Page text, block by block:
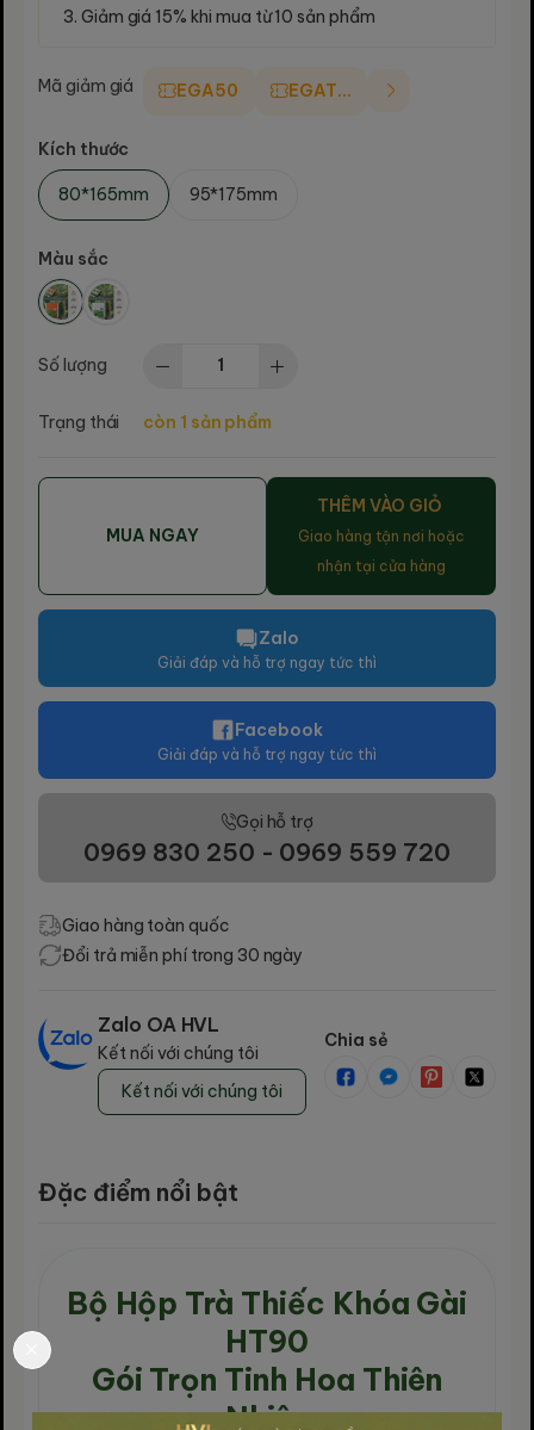
3. Giảm giá 15% khi mua từ 10 sản phẩm
Mã giảm giá EGA50 EGAT10
Kích thước
80*165mm 95*175mm
Màu sắc
Số lượng
Trạng thái còn 1 sản phẩm
MUA NGAY
THÊM VÀO GIỎ
Giao hàng tận nơi hoặc
nhận tại cửa hàng
Zalo
Giải đáp và hỗ trợ ngay tức thì
Facebook
Giải đáp và hỗ trợ ngay tức thì
Gọi hỗ trợ
0969 830 250 - 0969 559 720
Giao hàng toàn quốc
Đổi trả miễn phí trong 30 ngày
Zalo OA HVL
Kết nối với chúng tôi
Kết nối với chúng tôi
Chia sẻ
Đặc điểm nổi bật
Bộ Hộp Trà Thiếc Khóa Gài
HT90
Gói Trọn Tinh Hoa Thiên
Nhiên